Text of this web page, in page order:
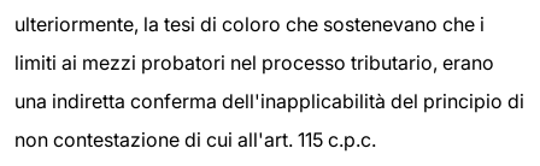
ulteriormente, la tesi di coloro che sostenevano che i
limiti ai mezzi probatori nel processo tributario, erano
una indiretta conferma dell'inapplicabilità del principio di
non contestazione di cui all'art. 115 c.p.c.